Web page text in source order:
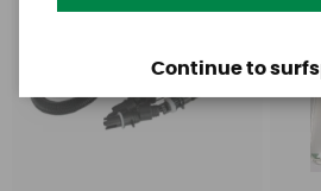
Continue to